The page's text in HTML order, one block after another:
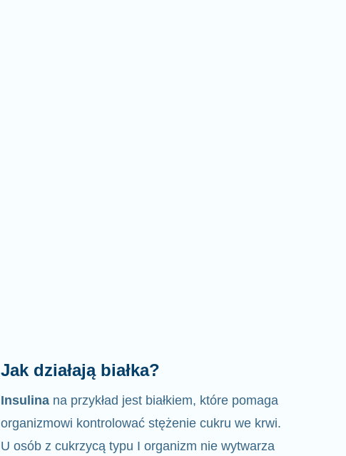
Jak działają białka?
Insulina na przykład jest białkiem, które pomaga
organizmowi kontrolować stężenie cukru we krwi.
U osób z cukrzycą typu I organizm nie wytwarza